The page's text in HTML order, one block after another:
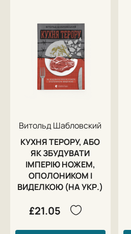
Витольд Шабловский
КУХНЯ ТЕРОРУ, АБО
ЯК ЗБУДУВАТИ
ІМПЕРІЮ НОЖЕМ,
ОПОЛОНИКОМ І
ВИДЕЛКОЮ (НА УКР.)
£21.05